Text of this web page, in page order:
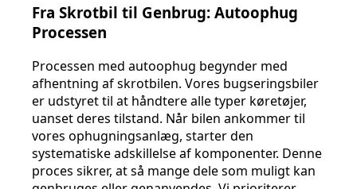
Fra Skrotbil til Genbrug: Autoophug
Processen
Processen med autoophug begynder med
afhentning af skrotbilen. Vores bugseringsbiler
er udstyret til at håndtere alle typer køretøjer,
uanset deres tilstand. Når bilen ankommer til
vores ophugningsanlæg, starter den
systematiske adskillelse af komponenter. Denne
proces sikrer, at så mange dele som muligt kan